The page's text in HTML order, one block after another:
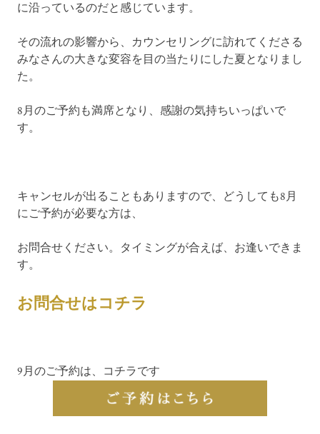
に沿っているのだと感じています。
その流れの影響から、カウンセリングに訪れてくださる
みなさんの大きな変容を目の当たりにした夏となりまし
た。
8月のご予約も満席となり、感謝の気持ちいっぱいで
す。
キャンセルが出ることもありますので、どうしても8月
にご予約が必要な方は、
お問合せください。タイミングが合えば、お逢いできま
す。
お問合せはコチラ
9月のご予約は、コチラです